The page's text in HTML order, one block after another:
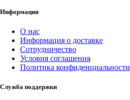
Информация
О нас
Информация о доставке
Сотрудничество
Условия соглашения
Политика конфиденциальности
Служба поддержки